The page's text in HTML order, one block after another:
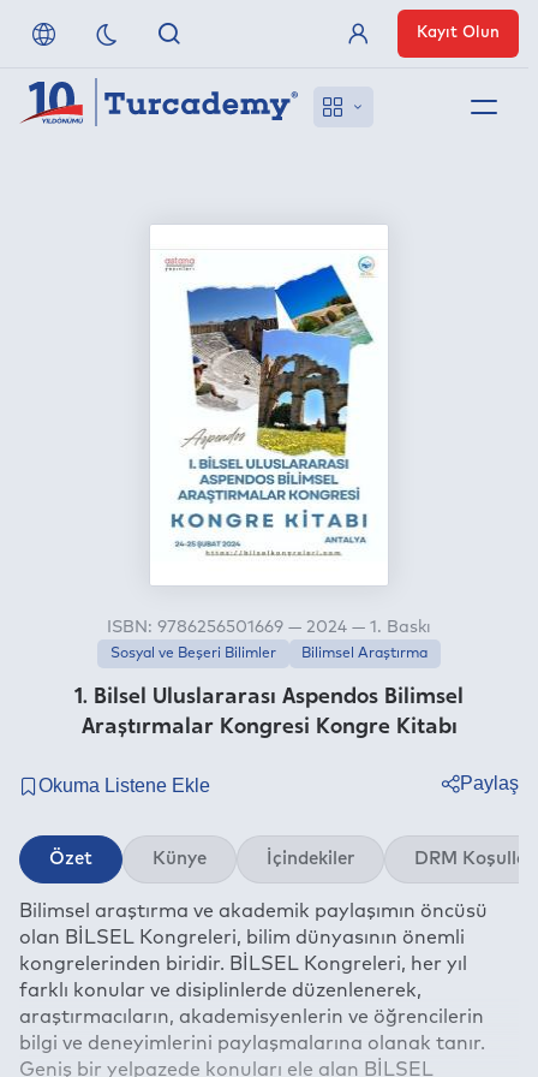
Anlaşmalı Yayınevleri
Üye Girişi
Kayıt Olun
1. Bilsel Uluslararası Aspendos Bilimsel
Araştırmalar Kongresi Kongre Kitabı
ISBN: 9786256501669 — 2024 — 1. Baskı
Sosyal ve Beşeri Bilimler Bilimsel Araştırma
Paylaş
Twitter
Linkedin
Whatsapp
E-mail
Özet Künye İçindekiler DRM Koşulları
Bilimsel araştırma ve akademik paylaşımın öncüsü
olan BİLSEL Kongreleri, bilim dünyasının önemli
kongrelerinden biridir. BİLSEL Kongreleri, her yıl
farklı konular ve disiplinlerde düzenlenerek,
araştırmacıların, akademisyenlerin ve öğrencilerin
bilgi ve deneyimlerini paylaşmalarına olanak tanır.
Geniş bir yelpazede konuları ele alan BİLSEL